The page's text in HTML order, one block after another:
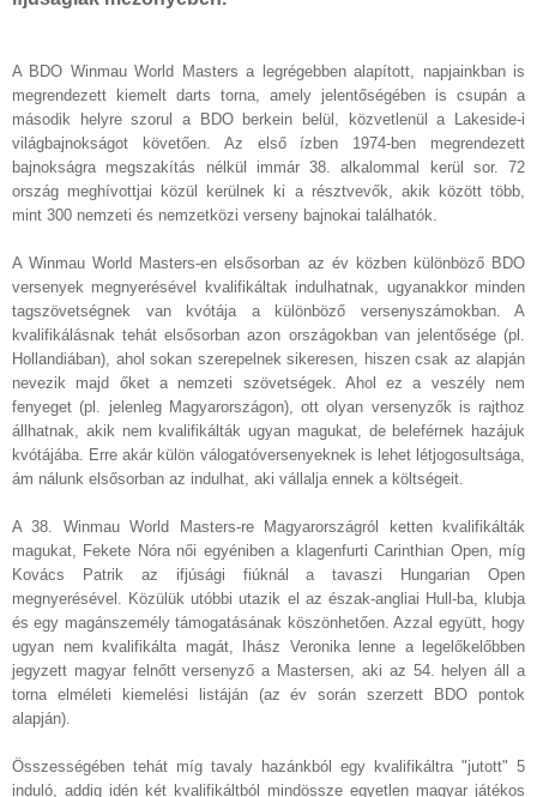
A BDO Winmau World Masters a legrégebben alapított, napjainkban is
megrendezett kiemelt darts torna, amely jelentőségében is csupán a
második helyre szorul a BDO berkein belül, közvetlenül a Lakeside-i
világbajnokságot követően. Az első ízben 1974-ben megrendezett
bajnokságra megszakítás nélkül immár 38. alkalommal kerül sor. 72
ország meghívottjai közül kerülnek ki a résztvevők, akik között több,
mint 300 nemzeti és nemzetközi verseny bajnokai találhatók.
A Winmau World Masters-en elsősorban az év közben különböző BDO
versenyek megnyerésével kvalifikáltak indulhatnak, ugyanakkor minden
tagszövetségnek van kvótája a különböző versenyszámokban. A
kvalifikálásnak tehát elsősorban azon országokban van jelentősége (pl.
Hollandiában), ahol sokan szerepelnek sikeresen, hiszen csak az alapján
nevezik majd őket a nemzeti szövetségek. Ahol ez a veszély nem
fenyeget (pl. jelenleg Magyarországon), ott olyan versenyzők is rajthoz
állhatnak, akik nem kvalifikálták ugyan magukat, de beleférnek hazájuk
kvótájába. Erre akár külön válogatóversenyeknek is lehet létjogosultsága,
ám nálunk elsősorban az indulhat, aki vállalja ennek a költségeit.
A 38. Winmau World Masters-re Magyarországról ketten kvalifikálták
magukat, Fekete Nóra női egyéniben a klagenfurti Carinthian Open, míg
Kovács Patrik az ifjúsági fiúknál a tavaszi Hungarian Open
megnyerésével. Közülük utóbbi utazik el az észak-angliai Hull-ba, klubja
és egy magánszemély támogatásának köszönhetően. Azzal együtt, hogy
ugyan nem kvalifikálta magát, Ihász Veronika lenne a legelőkelőbben
jegyzett magyar felnőtt versenyző a Mastersen, aki az 54. helyen áll a
torna elméleti kiemelési listáján (az év során szerzett BDO pontok
alapján).
Összességében tehát míg tavaly hazánkból egy kvalifikáltra "jutott" 5
induló, addig idén két kvalifikáltból mindössze egyetlen magyar játékos